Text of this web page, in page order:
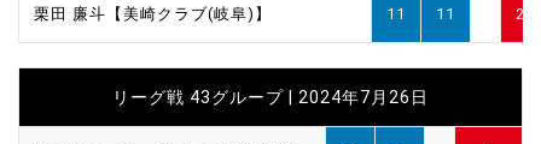
栗田 廉斗【美崎クラブ(岐阜)】 11 11 2
リーグ戦 43グループ | 2024年7月26日